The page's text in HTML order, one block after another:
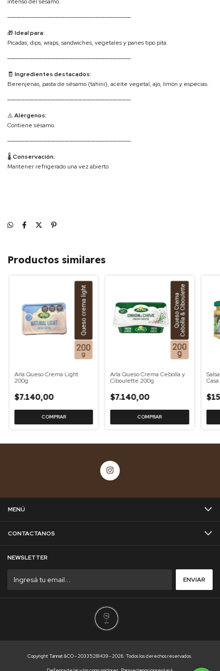
────────────────────────────
🎁Ideal para:
Picadas, dips, wraps, sandwiches, vegetales y panes tipo pita.
────────────────────────────
🧾 Ingredientes destacados:
Berenjenas, pasta de sésamo (tahini), aceite vegetal, ajo, limón y especias.
────────────────────────────
⚠️Alérgenos:
Contiene sésamo.
────────────────────────────
🌡️Conservación:
Mantener refrigerado una vez abierto.
Productos similares
Arla Queso Crema Light
200g
$7.140,00
Arla Queso Crema Cebolla y
Ciboulette 200g
$7.140,00
MENÚ
CONTACTANOS
NEWSLETTER
Copyright Tannat &CO - 20335281439 - 2026. Todos los derechos reservados.